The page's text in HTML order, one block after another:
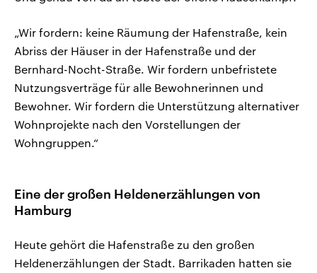
„Wir fordern: keine Räumung der Hafenstraße, kein
Abriss der Häuser in der Hafenstraße und der
Bernhard-Nocht-Straße. Wir fordern unbefristete
Nutzungsverträge für alle Bewohnerinnen und
Bewohner. Wir fordern die Unterstützung alternativer
Wohnprojekte nach den Vorstellungen der
Wohngruppen.“
Eine der großen Heldenerzählungen von
Hamburg
Heute gehört die Hafenstraße zu den großen
Heldenerzählungen der Stadt. Barrikaden hatten sie